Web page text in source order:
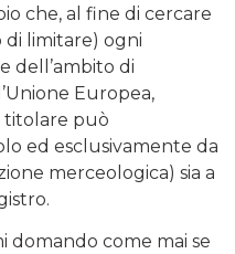
che, al fine di cercare
limitare) ogni
dell’ambito di
Europea,
titolare può
ed esclusivamente da
merceologica) sia a
domando come mai se